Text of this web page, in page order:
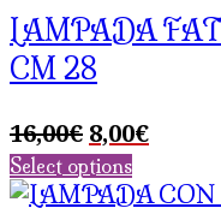
LAMPADA
CM 28
16,00€ Il
prezzo
originale
8,00€Il
Select options